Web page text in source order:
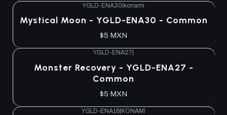
YGLD-ENA30 konami
Mystical Moon - YGLD-ENA30 - Common
$5 MXN
YGLD-ENA27
Monster Recovery - YGLD-ENA27 -
Common
$5 MXN
YGLD-ENA16|KONAMI